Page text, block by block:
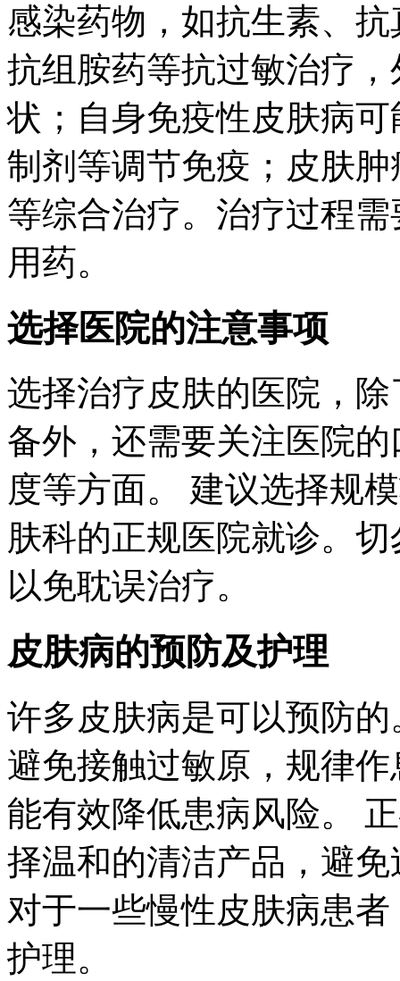
感染药物，如抗生素、
抗组胺药等抗过敏治疗
状；自身免疫性皮肤病
制剂等调节免疫；皮肤
等综合治疗。治疗过程
用药。
选择医院的注意事项
选择治疗皮肤的医院，
备外，还需要关注医院
度等方面。 建议选择规
肤科的正规医院就诊。
以免耽误治疗。
皮肤病的预防及护理
许多皮肤病是可以预防
避免接触过敏原，规律
能有效降低患病风险。
择温和的清洁产品，避
对于一些慢性皮肤病患
护理。